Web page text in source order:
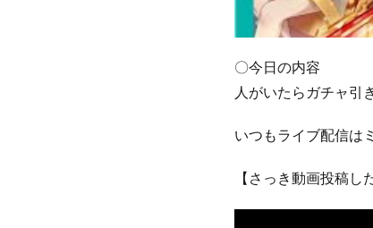
〇今日の内容
人がいたらガチャ引
いつもライブ配信は
【さっき動画投稿し